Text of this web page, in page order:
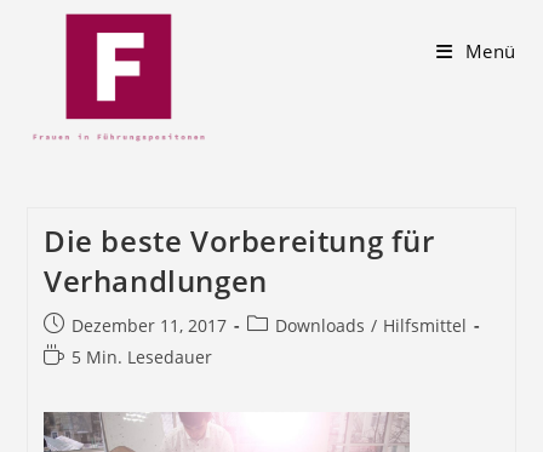
Menü
Die beste Vorbereitung für
Verhandlungen
Dezember 11, 2017 Downloads / Hilfsmittel
5 Min. Lesedauer